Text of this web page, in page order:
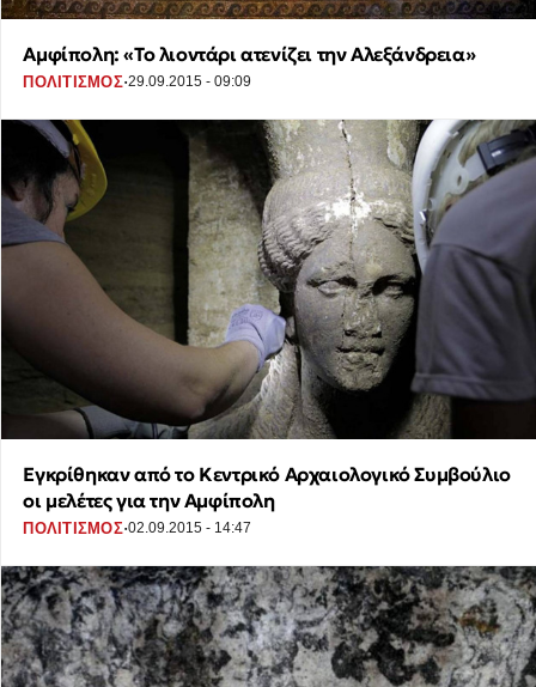
Αμφίπολη: «Το λιοντάρι ατενίζει την Αλεξάνδρεια»
ΠΟΛΙΤΙΣΜΟΣ·29.09.2015 - 09:09
Εγκρίθηκαν από το Κεντρικό Αρχαιολογικό Συμβούλιο
οι μελέτες για την Αμφίπολη
ΠΟΛΙΤΙΣΜΟΣ·02.09.2015 - 14:47